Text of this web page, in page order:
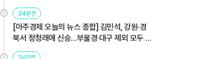
34분전
[아주경제 오늘의 뉴스 종합] 김민석, 강원·경
북서 정청래에 신승…부울경·대구 제외 모두 웃
었다 外
1시간전